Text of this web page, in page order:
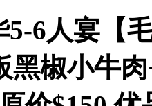
5-6人宴【​
黑椒小牛